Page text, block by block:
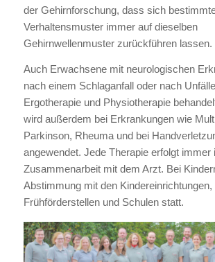
der Gehirnforschung, dass sich
Verhaltensmuster immer auf dieselben
Gehirnwellenmuster zurückführen lassen.
Auch Erwachsene mit neurologischen
nach einem Schlaganfall oder nach
Ergotherapie und Physiotherapie
wird außerdem bei Erkrankungen wie
Parkinson, Rheuma und bei
angewendet. Jede Therapie erfolgt immer
Zusammenarbeit mit dem Arzt. Bei
Abstimmung mit den Kindereinrichtungen,
Frühförderstellen und Schulen statt.